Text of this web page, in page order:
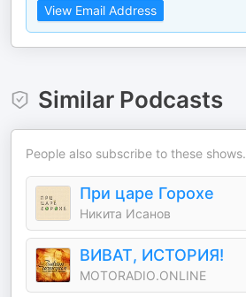
View Email Address
Similar Podcasts
People also subscribe to these shows.
При царе Горохе
Никита Исанов
ВИВАТ, ИСТОРИЯ!
MOTORADIO.ONLINE